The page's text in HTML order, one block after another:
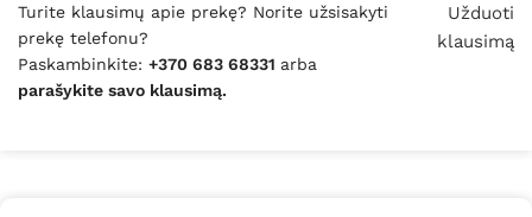
Turite klausimų apie prekę? Norite užsisakyti
prekę telefonu?
Paskambinkite: +370 683 68331 arba
parašykite savo klausimą.
Užduoti
klausimą